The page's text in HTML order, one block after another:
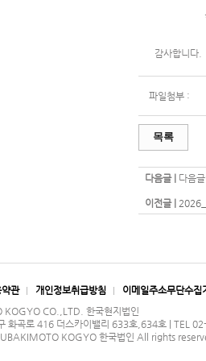
감사합니다.
파일첨부 :
목록
다음글 | 다음
이전글 |
약관 개인정보취급방침
이메일주소무단수집
CO.,LTD. 한국현지법인
화곡로 416 더스카이밸리 633호,634호 | TEL
KOGYO 한국법인 All rights